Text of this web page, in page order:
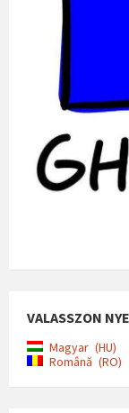
VALASSZON
Magyar
HU
Română
RO